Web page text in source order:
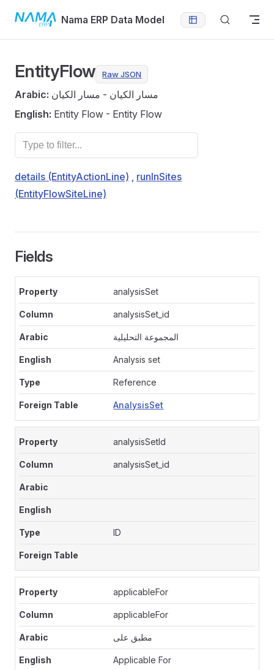
Skip to contentNama ERP Data Model
EntityFlow Raw JSON
Arabic: مسار الكيان - مسار الكيان
English: Entity Flow - Entity Flow
details (EntityActionLine) , runInSites
(EntityFlowSiteLine)
Fields
analysisSet
analysisSet_id
المجموعة التحليلية
Analysis set
Reference
AnalysisSet
analysisSetId
analysisSet_id
ID
applicableFor
applicableFor
مطبق على
Applicable For